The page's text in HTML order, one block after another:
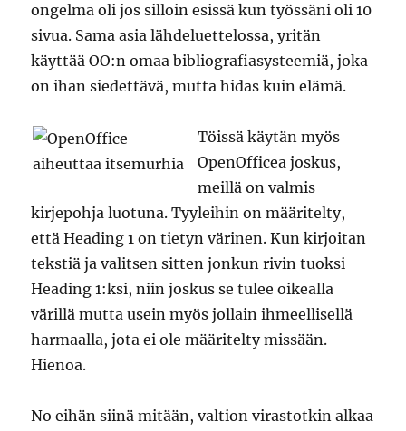
ongelma oli jos silloin esissä kun työssäni oli 10
sivua. Sama asia lähdeluettelossa, yritän
käyttää OO:n omaa bibliografiasysteemiä, joka
on ihan siedettävä, mutta hidas kuin elämä.
Töissä käytän myös
OpenOfficea joskus,
meillä on valmis
kirjepohja luotuna. Tyyleihin on määritelty,
että Heading 1 on tietyn värinen. Kun kirjoitan
tekstiä ja valitsen sitten jonkun rivin tuoksi
Heading 1:ksi, niin joskus se tulee oikealla
värillä mutta usein myös jollain ihmeellisellä
harmaalla, jota ei ole määritelty missään.
Hienoa.
No eihän siinä mitään, valtion virastotkin alkaa